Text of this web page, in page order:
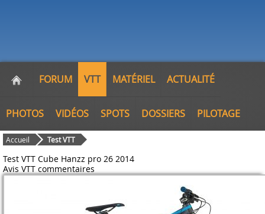
FORUM VTT MATÉRIEL ACTUALITÉ
PHOTOS VIDÉOS SPOTS DOSSIERS PILOTAGE
Accueil Test VTT
Test VTT Cube Hanzz pro 26 2014
Avis VTT commentaires